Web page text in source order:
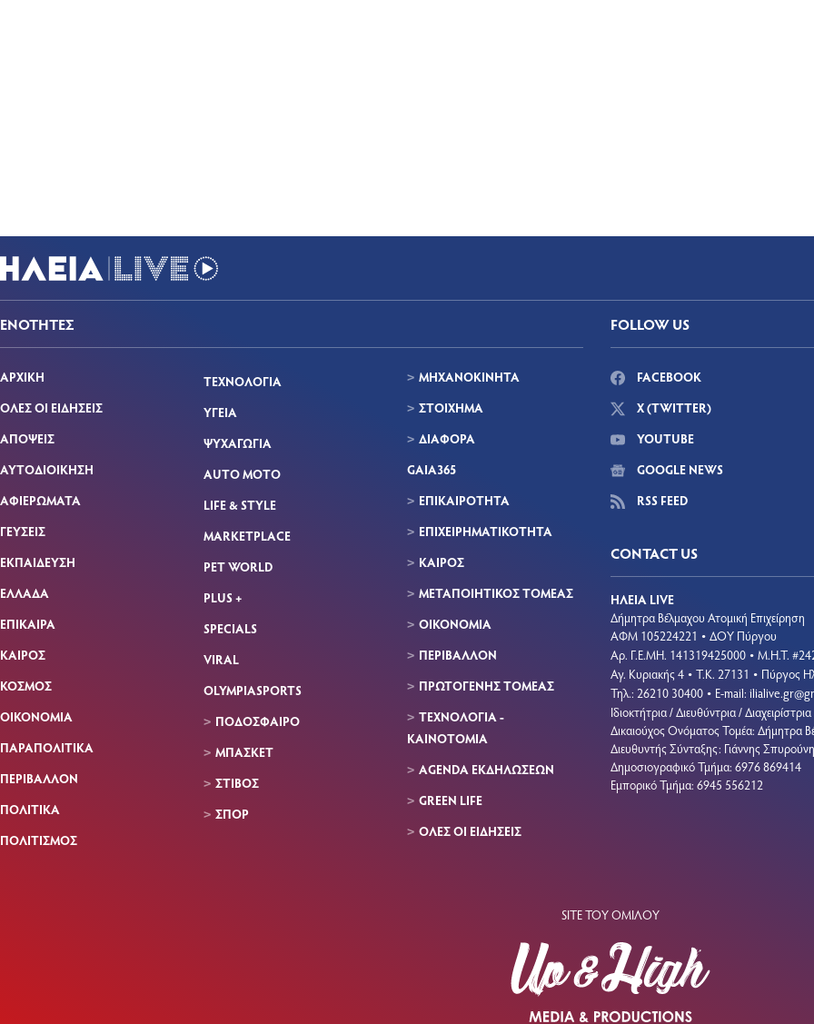
ΕΝΟΤΗΤΕΣ
ΑΡΧΙΚΗ
ΟΛΕΣ ΟΙ ΕΙΔΗΣΕΙΣ
ΑΠΟΨΕΙΣ
ΑΥΤΟΔΙΟΙΚΗΣΗ
ΑΦΙΕΡΩΜΑΤΑ
ΓΕΥΣΕΙΣ
ΕΚΠΑΙΔΕΥΣΗ
ΕΛΛΑΔΑ
ΕΠΙΚΑΙΡΑ
ΚΑΙΡΟΣ
ΚΟΣΜΟΣ
ΟΙΚΟΝΟΜΙΑ
ΠΑΡΑΠΟΛΙΤΙΚΑ
ΠΕΡΙΒΑΛΛΟΝ
ΠΟΛΙΤΙΚΑ
ΠΟΛΙΤΙΣΜΟΣ
ΤΕΧΝΟΛΟΓΙΑ
ΥΓΕΙΑ
ΨΥΧΑΓΩΓΙΑ
AUTO MOTO
LIFE & STYLE
MARKETPLACE
PET WORLD
PLUS +
SPECIALS
VIRAL
OLYMPIASPORTS
ΠΟΔΟΣΦΑΙΡΟ
ΜΠΑΣΚΕΤ
ΣΤΙΒΟΣ
ΣΠΟΡ
ΜΗΧΑΝΟΚΙΝΗΤΑ
ΣΤΟΙΧΗΜΑ
ΔΙΑΦΟΡΑ
GAIA365
ΕΠΙΚΑΙΡΟΤΗΤΑ
ΕΠΙΧΕΙΡΗΜΑΤΙΚΟΤΗΤΑ
ΚΑΙΡΟΣ
ΜΕΤΑΠΟΙΗΤΙΚΟΣ ΤΟΜΕΑΣ
ΟΙΚΟΝΟΜΙΑ
ΠΕΡΙΒΑΛΛΟΝ
ΠΡΩΤΟΓΕΝΗΣ ΤΟΜΕΑΣ
ΤΕΧΝΟΛΟΓΙΑ -
ΚΑΙΝΟΤΟΜΙΑ
AGENDA ΕΚΔΗΛΩΣΕΩΝ
GREEN LIFE
ΟΛΕΣ ΟΙ ΕΙΔΗΣΕΙΣ
FOLLOW US
FACEBOOK
X (TWITTER)
YOUTUBE
GOOGLE NEWS
RSS FEED
CONTACT US
ΗΛΕΙΑ LIVE
Δήμητρα Βέλμαχου Ατομική Επιχείρηση
ΑΦΜ 105224221 • ΔΟΥ Πύργου
Aρ. Γ.Ε.ΜΗ. 141319425000 • Μ.Η.Τ.
Αγ. Κυριακής 4 • Τ.Κ. 27131 • Πύργος
Τηλ.: 26210 30400 • E-mail:
Ιδιοκτήτρια / Διευθύντρια /
Δικαιούχος Ονόματος Τομέα: Δήμητρα
Διευθυντής Σύνταξης: Γιάννης
Δημοσιογραφικό Τμήμα: 6976 869414
Εμπορικό Τμήμα: 6945 556212
SITE ΤΟΥ ΟΜΙΛΟΥ